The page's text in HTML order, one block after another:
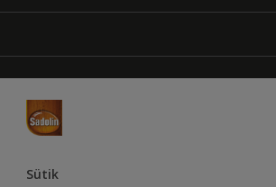
Inspiráció
Hozzáférhetőség
Dulux
Supralux
Sütik